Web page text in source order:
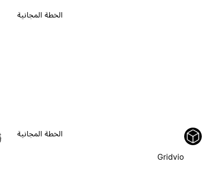
الخطة المجانية
Gridvio
الخطة المجانية